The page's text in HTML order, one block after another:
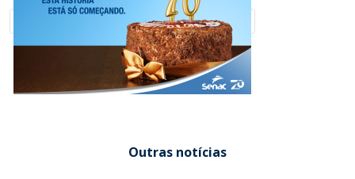
Outras notícias